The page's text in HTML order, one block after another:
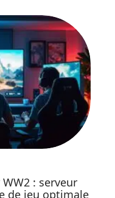
: serveur
de jeu optimale